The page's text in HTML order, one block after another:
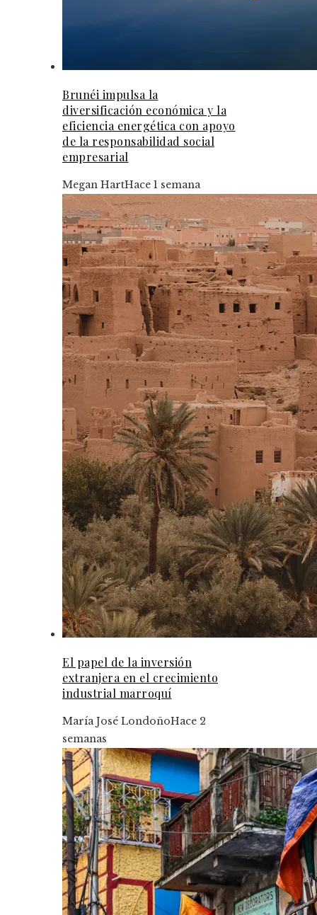
Brunéi impulsa la
diversificación económica y la
eficiencia energética con apoyo
de la responsabilidad social
empresarial
Megan HartHace 1 semana
El papel de la inversión
extranjera en el crecimiento
industrial marroquí
María José LondoñoHace 2
semanas